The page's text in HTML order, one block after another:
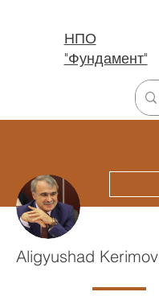
НПО
"Фундамент"
Aligyushad Kerimov